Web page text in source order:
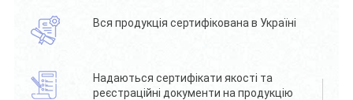
Вся продукція сертифікована в Україні
Надаються сертифікати якості та
реєстраційні документи на продукцію